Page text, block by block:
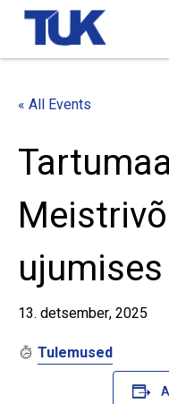
« All Events
13. detsember, 2025
Tulemused